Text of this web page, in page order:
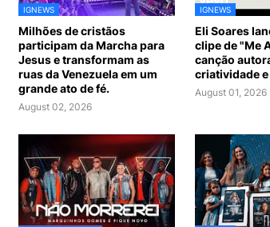
IGNEWS
Milhões de cristãos
participam da Marcha para
Jesus e transformam as
ruas da Venezuela em um
grande ato de fé.
August 02, 2026
IGNEWS
Eli Soares
clipe de "Me
canção
criatividade e
August 01, 2026